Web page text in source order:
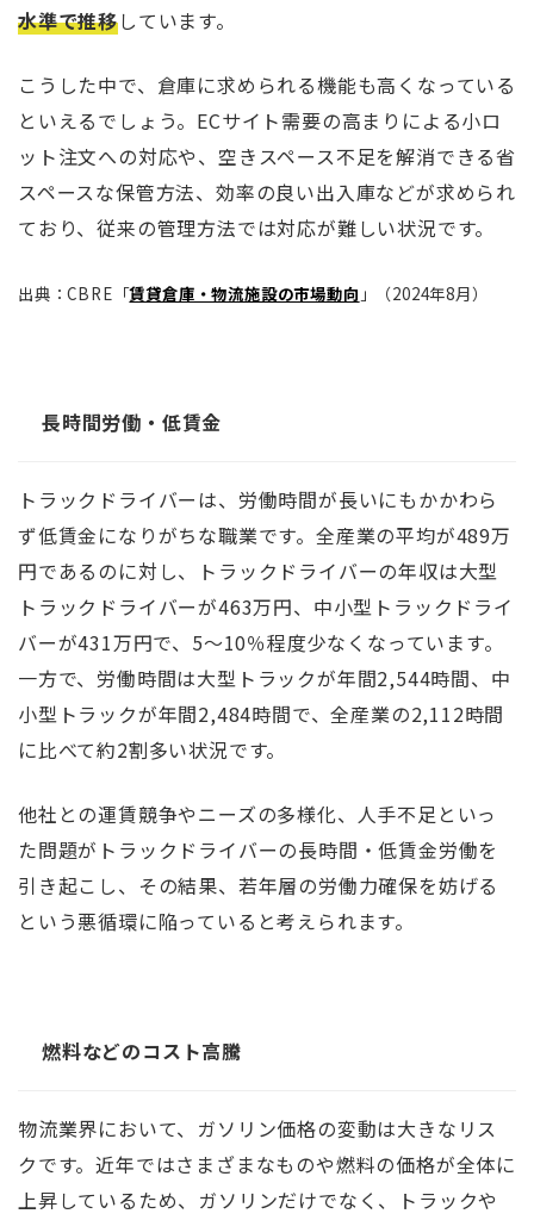
水準で推移しています。
こうした中で、倉庫に求められる機能も高くなっている
といえるでしょう。ECサイト需要の高まりによる小ロ
ット注文への対応や、空きスペース不足を解消できる省
スペースな保管方法、効率の良い出入庫などが求められ
ており、従来の管理方法では対応が難しい状況です。
出典：CBRE「賃貸倉庫・物流施設の市場動向 」（2024年8月）
長時間労働・低賃金
トラックドライバーは、労働時間が長いにもかかわら
ず低賃金になりがちな職業です。全産業の平均が489万
円であるのに対し、トラックドライバーの年収は大型
トラックドライバーが463万円、中小型トラックドライ
バーが431万円で、5～10％程度少なくなっています。
一方で、労働時間は大型トラックが年間2,544時間、中
小型トラックが年間2,484時間で、全産業の2,112時間
に比べて約2割多い状況です。
他社との運賃競争やニーズの多様化、人手不足といっ
た問題がトラックドライバーの長時間・低賃金労働を
引き起こし、その結果、若年層の労働力確保を妨げる
という悪循環に陥っていると考えられます。
燃料などのコスト高騰
物流業界において、ガソリン価格の変動は大きなリス
クです。近年ではさまざまなものや燃料の価格が全体に
上昇しているため、ガソリンだけでなく、トラックや